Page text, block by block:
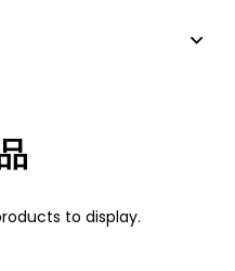
to display.